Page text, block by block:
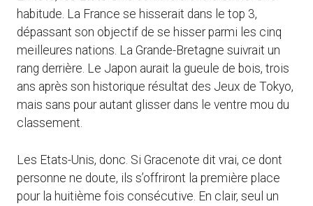
habitude. La France se hisserait dans le top 3,
dépassant son objectif de se hisser parmi les cinq
meilleures nations. La Grande-Bretagne suivrait un
rang derrière. Le Japon aurait la gueule de bois, trois
ans après son historique résultat des Jeux de Tokyo,
mais sans pour autant glisser dans le ventre mou du
classement.
Les Etats-Unis, donc. Si Gracenote dit vrai, ce dont
personne ne doute, ils s’offriront la première place
pour la huitième fois consécutive. En clair, seul un